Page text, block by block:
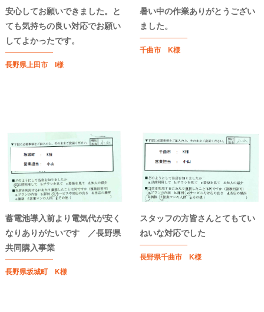
安心してお願いできました。と
ても気持ちの良い対応でお願い
してよかったです。
長野県上田市 I様
暑い中の作業ありがとうござい
ました。
千曲市 K様
蓄電池導入前より電気代が安く
なりありがたいです ／長野県
共同購入事業
長野県坂城町 K様
スタッフの方皆さんとてもてい
ねいな対応でした
長野県千曲市 K様